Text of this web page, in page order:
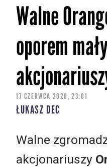
Walne
oporem
17 CZERWCA 2020, 23:01
ŁUKASZ DEC
Walne
akcjonariuszy